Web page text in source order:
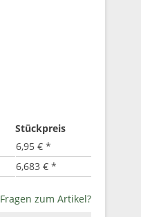
Stückpreis
6,95 € *
6,683 € *
Fragen zum Artikel?